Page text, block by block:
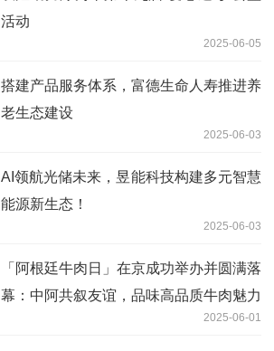
活动
2025-06-05
搭建产品服务体系，富德生命人寿推进养
老生态建设
2025-06-03
AI领航光储未来，昱能科技构建多元智慧
能源新生态！
2025-06-03
「阿根廷牛肉日」在京成功举办并圆满落
幕：中阿共叙友谊，品味高品质牛肉魅力
2025-06-01